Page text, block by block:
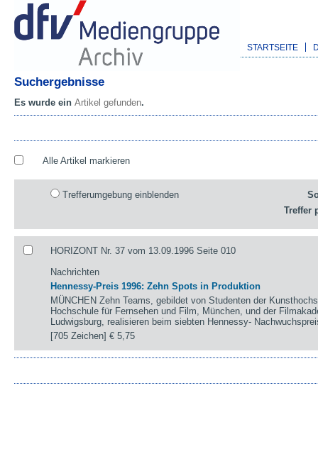
STARTSEITE
Suchergebnisse
Es wurde ein Artikel gefunden.
Alle Artikel markieren
Trefferumgebung einblenden
Treffer
HORIZONT Nr. 37 vom 13.09.1996 Seite 010
Nachrichten
Hennessy-Preis 1996: Zehn Spots in Produktion
MÜNCHEN Zehn Teams, gebildet von Studenten der
Hochschule für Fernsehen und Film, München, und der
Ludwigsburg, realisieren beim siebten Hennessy-
[705 Zeichen]€ 5,75